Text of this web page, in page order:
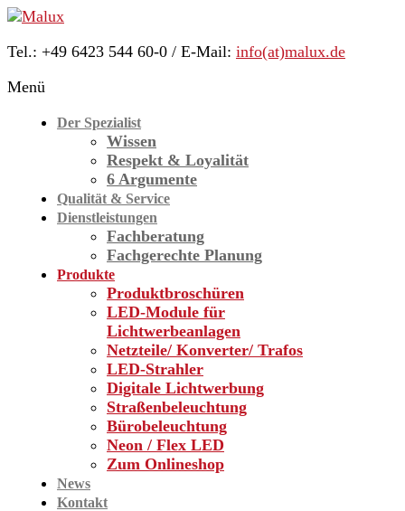
Skip
content
Malux
Innovative
Lichttechnik
Tel.: +49 6423 544 60-0 / E-Mail: info(at)malux.de
Menü
Der Spezialist
Wissen
Respekt & Loyalität
6 Argumente
Qualität & Service
Dienstleistungen
Fachberatung
Fachgerechte Planung
Produkte
Produktbroschüren
LED-Module für
Licht­werbe­anlagen
Netzteile/ Konverter/ Trafos
LED-Strahler
Digitale Lichtwerbung
Straßen­beleuchtung
Bürobeleuchtung
Neon / Flex LED
Zum Onlineshop
News
Kontakt